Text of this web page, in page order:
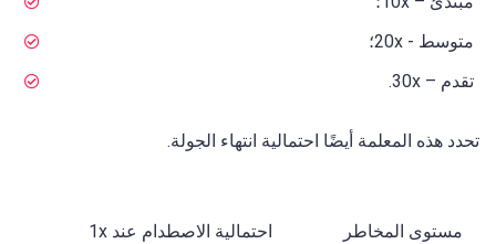
متوسط - 20x؛
تقدم – 30x.
تحدد هذه المعلمة أيضًا احتمالية انتهاء الجولة.
مستوى المخاطر احتمالية الاصطدام عند 1x